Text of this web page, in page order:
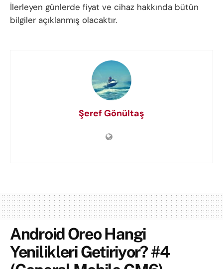
İlerleyen günlerde fiyat ve cihaz hakkında bütün
bilgiler açıklanmış olacaktır.
Şeref Gönültaş
Android Oreo Hangi
Yenilikleri Getiriyor? #4